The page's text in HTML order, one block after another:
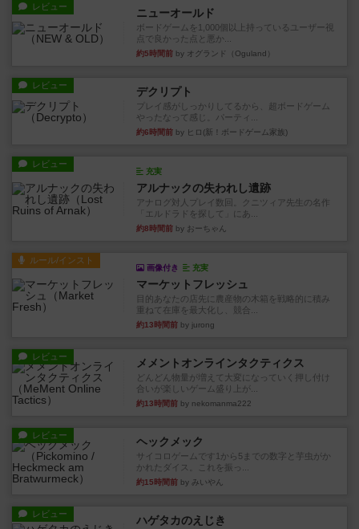
レビュー ニューオールド
ボードゲームを1,000個以上持っているユーザー視
点で良かった点と悪か...
約5時間前 by オグランド（Oguland）
レビュー デクリプト
プレイ感がしっかりしてるから、超ボードゲーム
やったなって感じ。パーティ...
約6時間前 by ヒロ(新！ボードゲーム家族)
レビュー
充実
アルナックの失われし遺跡
アナログ対人プレイ数回。クニツィア先生の名作
「エルドラドを探して」にあ...
約8時間前 by おーちゃん
ルール/インスト
画像付き 充実
マーケットフレッシュ
目的あなたの店先に農産物の木箱を戦略的に積み
重ねて在庫を最大化し、競合...
約13時間前 by jurong
レビュー メメントオンラインタクティクス
どんどん物量が増えて大変になっていく押し付け
合いが楽しいゲーム盛り上が...
約13時間前 by nekomanma222
レビュー ヘックメック
サイコロゲームです1から5までの数字と芋虫がか
かれたダイス。これを振っ...
約15時間前 by みいやん
レビュー ハゲタカのえじき